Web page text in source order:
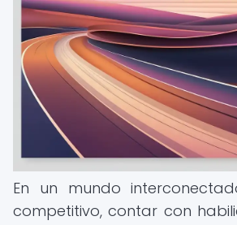
En un mundo
competitivo, contar con